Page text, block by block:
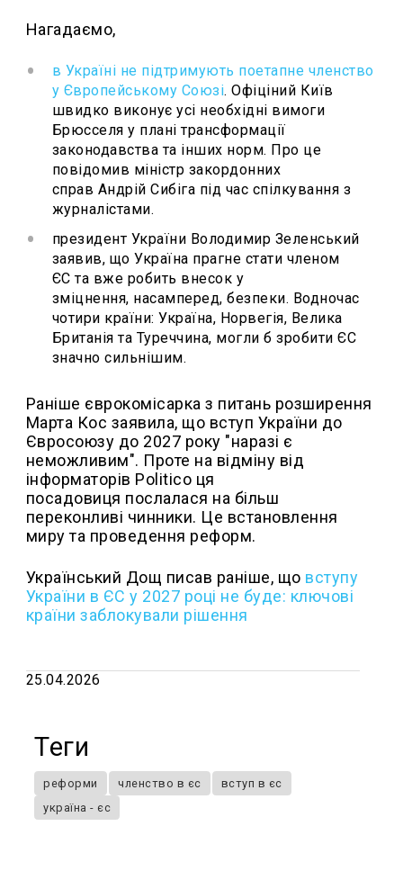
Нагадаємо,
в Україні не підтримують поетапне членство
у Європейському Союзі. Офіціний Київ
швидко виконує усі необхідні вимоги
Брюсселя у плані трансформації
законодавства та інших норм. Про це
повідомив міністр закордонних
справ Андрій Сибіга під час спілкування з
журналістами.
президент України Володимир Зеленський
заявив, що Україна прагне стати членом
ЄС та вже робить внесок у
зміцнення, насамперед, безпеки. Водночас
чотири країни: Україна, Норвегія, Велика
Британія та Туреччина, могли б зробити ЄС
значно сильнішим.
Раніше єврокомісарка з питань розширення
Марта Кос заявила, що вступ України до
Євросоюзу до 2027 року "наразі є
неможливим". Проте на відміну від
інформаторів Politico ця
посадовиця послалася на більш
переконливі чинники. Це встановлення
миру та проведення реформ.
Український Дощ писав раніше, що вступу
України в ЄС у 2027 році не буде: ключові
країни заблокували рішення
25.04.2026
Теги
реформи членство в єс
вступ в єс
україна - єс